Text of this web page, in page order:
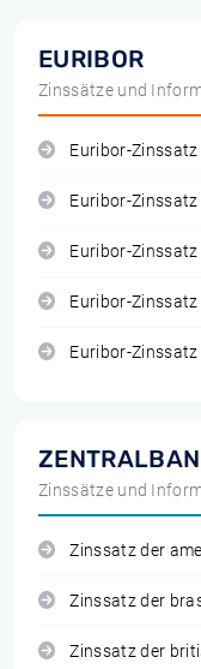
EURIBOR
Zinssätze und
Euribor-Zinssatz
Euribor-
Euribor-
Euribor-
Euribor-
Zinssätze und
Zinssatz der
Zinssatz der
Zinssatz der